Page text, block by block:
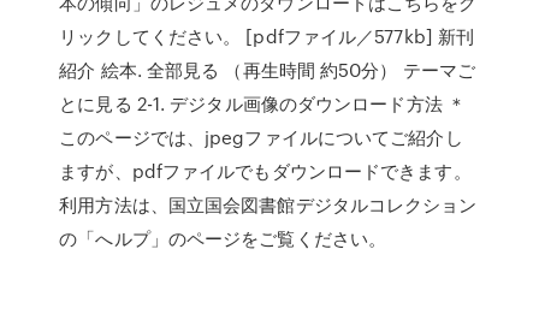
リックしてください。 [pdfファイル／577kb] 新刊
紹介 絵本. 全部見る （再生時間 約50分） テーマご
とに見る 2-1. デジタル画像のダウンロード方法 ＊
このページでは、jpegファイルについてご紹介し
ますが、pdfファイルでもダウンロードできます。
利用方法は、国立国会図書館デジタルコレクション
の「へルプ」のページをご覧ください。